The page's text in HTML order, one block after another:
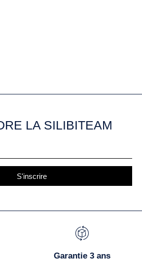
LA SILIBITEAM
S'inscrire
Garantie 3 ans